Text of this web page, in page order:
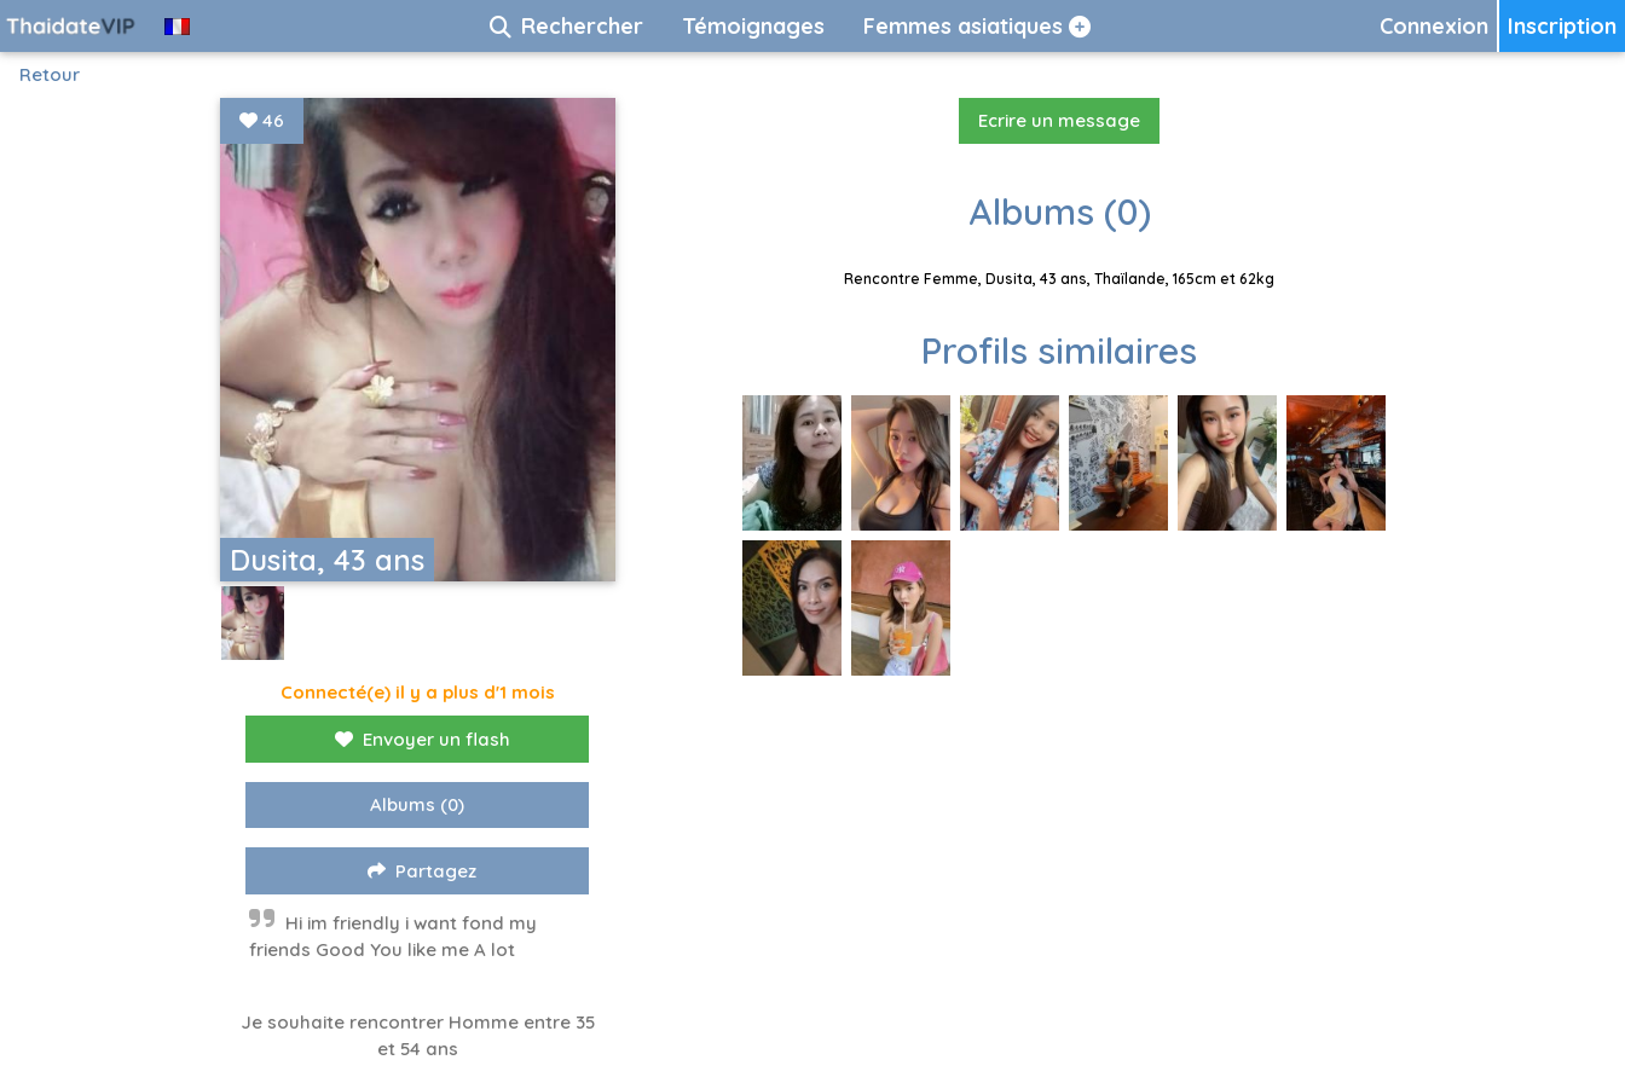
Inscription
Connexion
Rechercher Témoignages Femmes asiatiques
Retour
Dusita, 43 ans
46
Connecté(e) il y a plus d'1 mois
Envoyer un flash
Albums (0)
Partagez
Hi im friendly i want fond my
friends Good You like me A lot
Je souhaite rencontrer Homme entre 35
et 54 ans
Ecrire un message
Albums (0)
Rencontre Femme, Dusita, 43 ans, Thaïlande, 165cm et 62kg
Profils similaires